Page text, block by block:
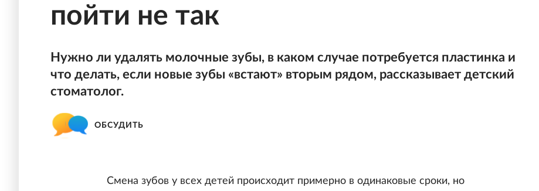
пойти не так
Нужно ли удалять молочные зубы, в каком случае потребуется пластинка и
что делать, если новые зубы «встают» вторым рядом, рассказывает детский
стоматолог.
ОБСУДИТЬ
Смена зубов у всех детей происходит примерно в одинаковые сроки, но